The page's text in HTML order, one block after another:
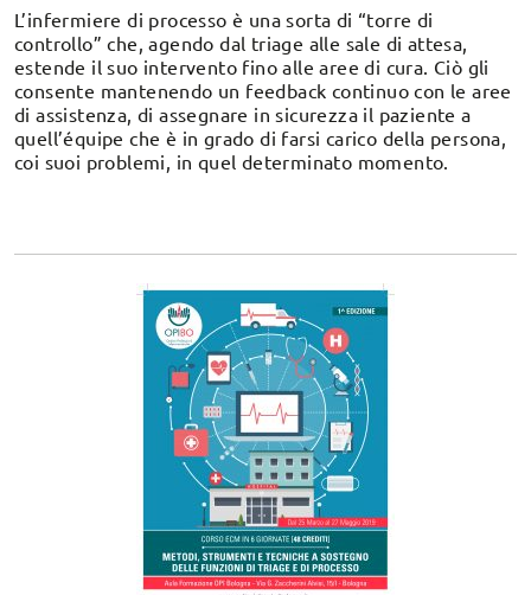
L’infermiere di processo è una sorta di “torre di
controllo” che, agendo dal triage alle sale di attesa,
estende il suo intervento fino alle aree di cura. Ciò gli
consente mantenendo un feedback continuo con le aree
di assistenza, di assegnare in sicurezza il paziente a
quell’équipe che è in grado di farsi carico della persona,
coi suoi problemi, in quel determinato momento.